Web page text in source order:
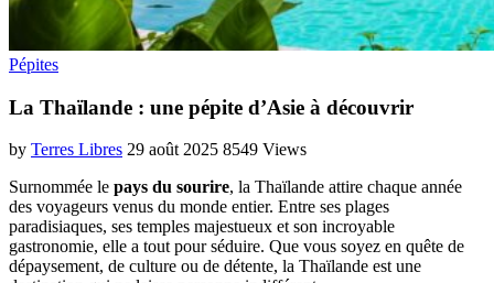
Pépites
La Thaïlande : une pépite d’Asie à découvrir
by Terres Libres 29 août 2025 8549 Views
Surnommée le pays du sourire, la Thaïlande attire chaque année
des voyageurs venus du monde entier. Entre ses plages
paradisiaques, ses temples majestueux et son incroyable
gastronomie, elle a tout pour séduire. Que vous soyez en quête de
dépaysement, de culture ou de détente, la Thaïlande est une